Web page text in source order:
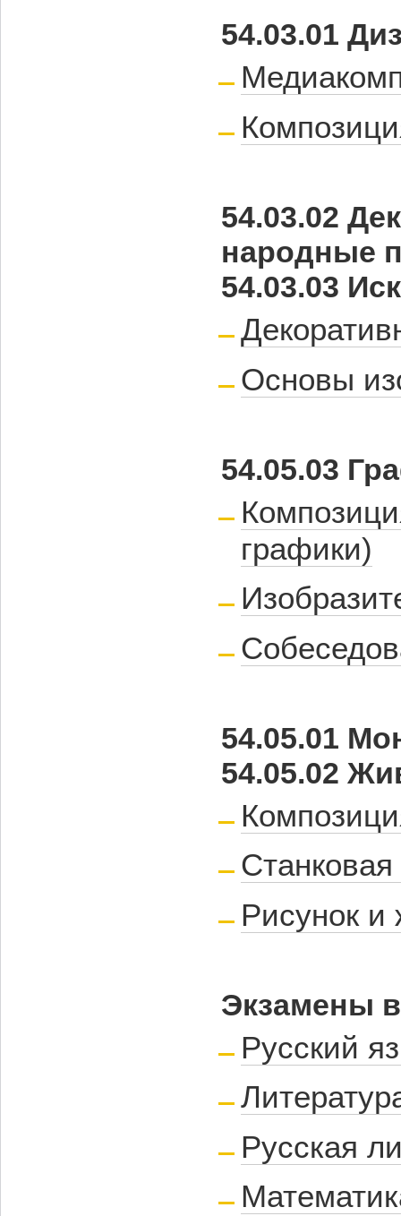
54.03.01
54.03.02
народные
54.03.03
Основы
54.05.03
графики)
54.05.01
54.05.02
Рисунок и
Экзамены
Русский
Русская